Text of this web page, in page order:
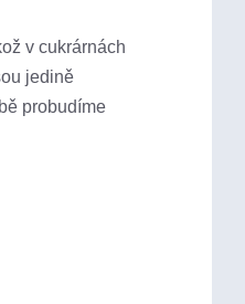
v cukrárnách
jedině
probudíme